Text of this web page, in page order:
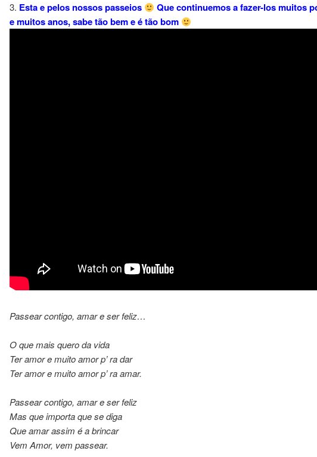
3. Esta e pelos nossos passeios
Que continuemos a fazer-los muitos
e muitos anos, sabe tão bem e é tão bom
Passear contigo, amar e ser feliz…
O que mais quero da vida
Ter amor e muito amor p’ ra dar
Ter amor e muito amor p’ ra amar.
Passear contigo, amar e ser feliz
Mas que importa que se diga
Que amar assim é a brincar
Vem Amor, vem passear.